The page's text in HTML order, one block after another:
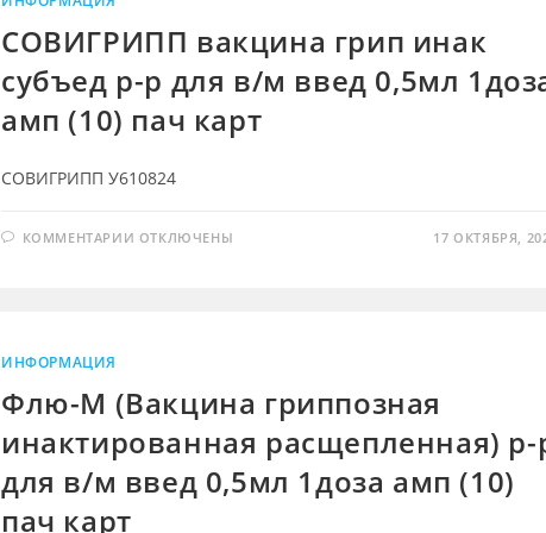
В/
М
ВВЕД
0,5МЛ
1ДОЗА
АМП
(10)
ПАЧ
СОВИГРИПП вакцина грип инак
субъед р-р для в/м введ 0,5мл
амп (10) пач карт
СОВИГРИПП У610824
КОММЕНТАРИИ К
В/
М
ВВЕД
0,5МЛ
1ДОЗА
(10)
ПАЧ
ОТКЛЮЧЕНЫ 17 ОКТЯБРЯ,
ИНФОРМАЦИЯ
Флю-М (Вакцина гриппозная
инактированная расщепленная) р-
для в/м введ 0,5мл 1доза амп (10)
пач карт